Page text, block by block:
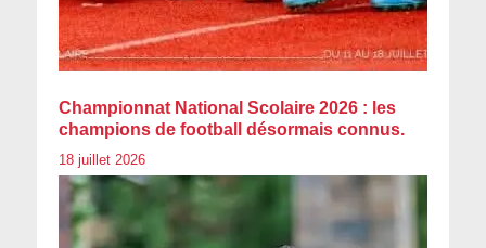
Championnat National Scolaire 2026 : les
champions de football désormais connus.
18 juillet 2026